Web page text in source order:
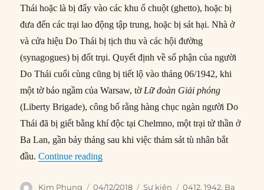
Thái hoặc là bị đẩy vào các khu ổ chuột (ghetto), hoặc bị
đưa đến các trại lao động tập trung, hoặc bị sát hại. Nhà ở
và cửa hiệu Do Thái bị tịch thu và các hội đường
(synagogues) bị đốt trụi. Quyết định về số phận của người
Do Thái cuối cùng cũng bị tiết lộ vào tháng 06/1942, khi
một tờ báo ngầm của Warsaw, tờLữ đoàn Giải phóng
(Liberty Brigade), công bố rằng hàng chục ngàn người Do
Thái đã bị giết bằng khí độc tại Chelmno, một trại tử thần ở
Ba Lan, gần bảy tháng sau khi việc thảm sát tù nhân bắt
đầu.Continue reading“04/12/1942: Tín đồ Thiên Chúa giáo trợ
Author
Kim Phụng
Posted
04/12/2018 Categories
Sự kiện Tags
0412,1942, Ba